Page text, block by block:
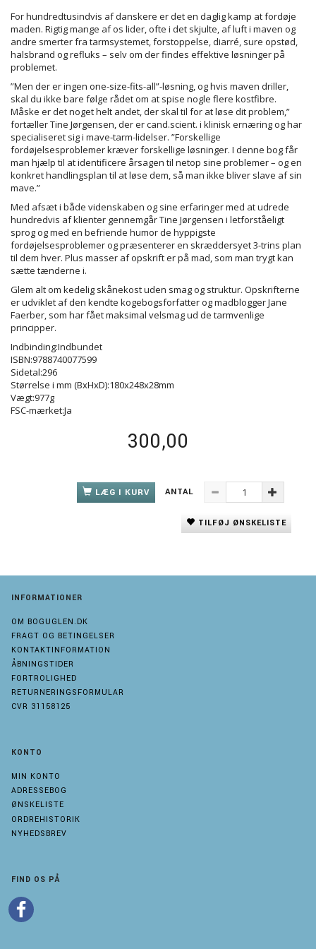
For hundredtusindvis af danskere er det en daglig kamp at fordøje
maden. Rigtig mange af os lider, ofte i det skjulte, af luft i maven og
andre smerter fra tarmsystemet, forstoppelse, diarré, sure opstød,
halsbrand og refluks – selv om der findes effektive løsninger på
problemet.
”Men der er ingen one-size-fits-all”-løsning, og hvis maven driller,
skal du ikke bare følge rådet om at spise nogle flere kostfibre.
Måske er det noget helt andet, der skal til for at løse dit problem,”
fortæller Tine Jørgensen, der er cand.scient. i klinisk ernæring og har
specialiseret sig i mave-tarm-lidelser. ”Forskellige
fordøjelsesproblemer kræver forskellige løsninger. I denne bog får
man hjælp til at identificere årsagen til netop sine problemer – og en
konkret handlingsplan til at løse dem, så man ikke bliver slave af sin
mave.”
Med afsæt i både videnskaben og sine erfaringer med at udrede
hundredvis af klienter gennemgår Tine Jørgensen i letforståeligt
sprog og med en befriende humor de hyppigste
fordøjelsesproblemer og præsenterer en skræddersyet 3-trins plan
til dem hver. Plus masser af opskrift er på mad, som man trygt kan
sætte tænderne i.
Glem alt om kedelig skånekost uden smag og struktur. Opskrifterne
er udviklet af den kendte kogebogsforfatter og madblogger Jane
Faerber, som har fået maksimal velsmag ud de tarmvenlige
principper.
Indbinding:Indbundet
ISBN:9788740077599
Sidetal:296
Størrelse i mm (BxHxD):180x248x28mm
Vægt:977g
FSC-mærket:Ja
300,00
LÆG I KURV ANTAL
TILFØJ ØNSKELISTE
INFORMATIONER
OM BOGUGLEN.DK
FRAGT OG BETINGELSER
KONTAKTINFORMATION
ÅBNINGSTIDER
FORTROLIGHED
RETURNERINGSFORMULAR
CVR 31158125
KONTO
MIN KONTO
ADRESSEBOG
ØNSKELISTE
ORDREHISTORIK
NYHEDSBREV
FIND OS PÅ